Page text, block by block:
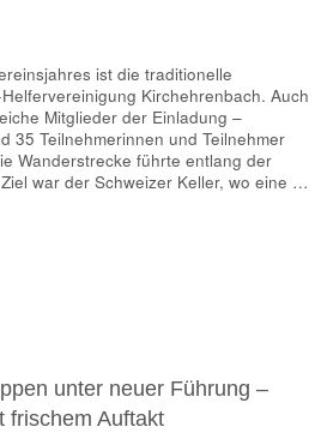
ist die traditionelle
Kirchehrenbach. Auch
Mitglieder der Einladung –
35 Teilnehmerinnen und Teilnehmer
Wanderstrecke führte entlang der
war der Schweizer Keller, wo eine …
unter neuer Führung –
frischem Auftakt